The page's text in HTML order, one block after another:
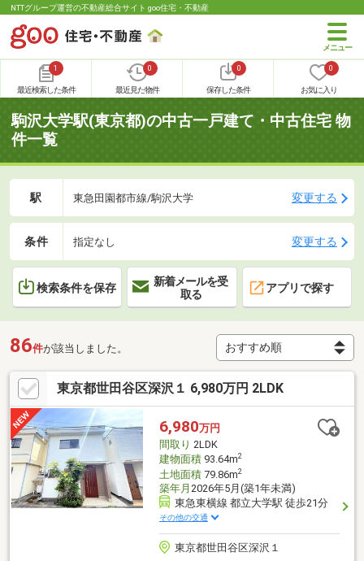
NTTグループ運営の不動産総合サイト goo住宅・不動産
1
最近検索した条件
0
最近見た物件
0
保存した条件
0
お気に入り
駒沢大学駅(東京都)の中古一戸建て・中古住宅 物
件一覧
駅 東急田園都市線/駒沢大学 変更する
条件 指定なし 変更する
検索条件を保存
新着メールを受
取る
アプリで探す
86件が該当しました。
東京都世田谷区深沢１ 6,980万円 2LDK
6,980万円
間取り 2LDK
建物面積93.64m2
土地面積79.86m2
築年月 2026年5月(築1年未満)
東急東横線 都立大学駅 徒歩21分
その他の交通
東京都世田谷区深沢１